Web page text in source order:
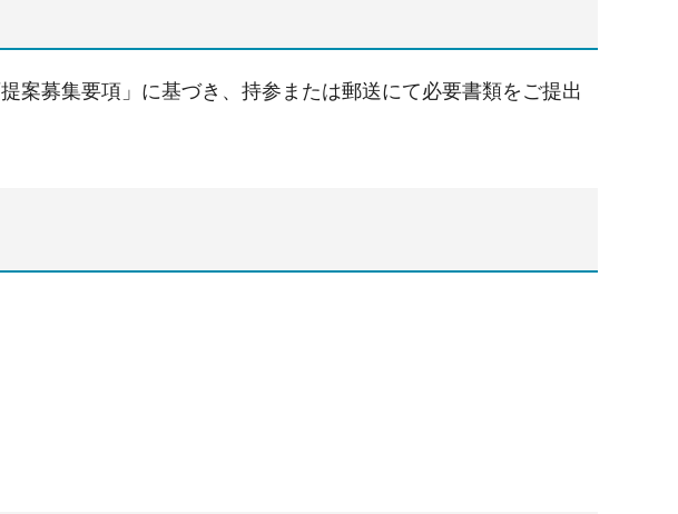
案募集要項」に基づき、持参または郵送にて必要書類をご提出